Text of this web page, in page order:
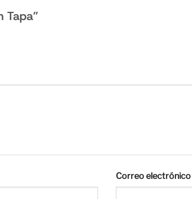
Tapa”
Correo electrónico